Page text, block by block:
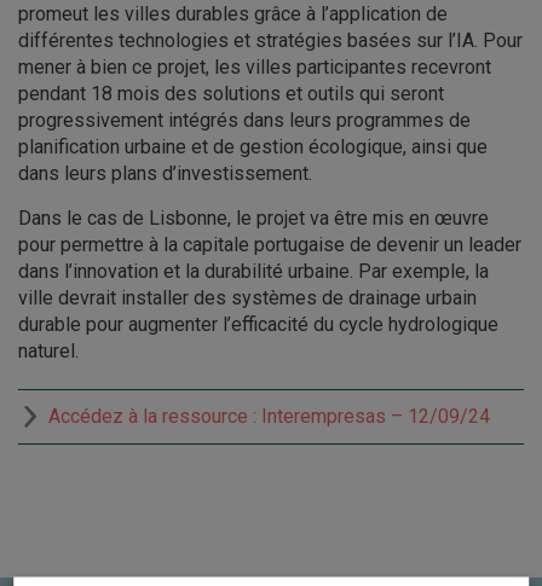
promeut les villes durables grâce à l’application de
différentes technologies et stratégies basées sur l’IA. Pour
mener à bien ce projet, les villes participantes recevront
pendant 18 mois des solutions et outils qui seront
progressivement intégrés dans leurs programmes de
planification urbaine et de gestion écologique, ainsi que
dans leurs plans d’investissement.
Dans le cas de Lisbonne, le projet va être mis en œuvre
pour permettre à la capitale portugaise de devenir un leader
dans l’innovation et la durabilité urbaine. Par exemple, la
ville devrait installer des systèmes de drainage urbain
durable pour augmenter l’efficacité du cycle hydrologique
naturel.
Accédez à la ressource : Interempresas – 12/09/24